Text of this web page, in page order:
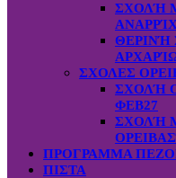
ΣΧΟΛΉ
ΘΕΡΙΝΉ
ΣΧΟΛΕΣ
ΣΧΟΛΉ
ΦΕΒ27
ΣΧΟΛΉ
ΠΡΟΓΡΑΜΜΑ
ΠΙΣΤΑ